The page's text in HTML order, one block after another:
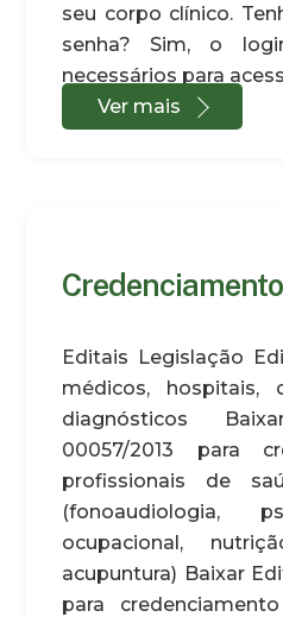
seu corpo clínico.
senha? Sim, o
necessários para
Ver mais
Credenciamento
Editais Legislação
médicos, hospitais,
diagnósticos
00057/2013 para
profissionais de
(fonoaudiologia,
ocupacional,
acupuntura) Baixar
para